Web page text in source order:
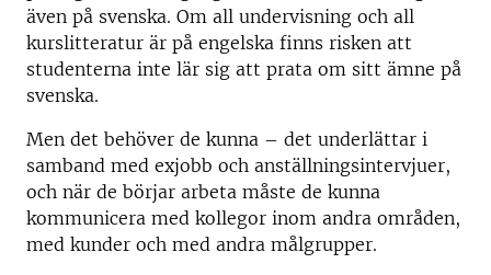
även på svenska. Om all undervisning och all
kurslitteratur är på engelska finns risken att
studenterna inte lär sig att prata om sitt ämne på
svenska.
Men det behöver de kunna – det underlättar i
samband med exjobb och anställningsintervjuer,
och när de börjar arbeta måste de kunna
kommunicera med kollegor inom andra områden,
med kunder och med andra målgrupper.